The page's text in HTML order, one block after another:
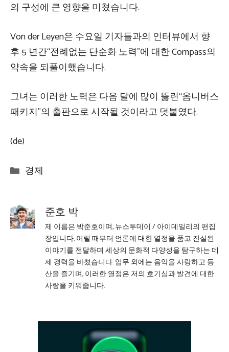
의 구성에 큰 영향을 미쳤습니다.
Von der Leyen은 수요일 기자들과의 인터뷰에서 향
후 5 년간“전례없는 단순화 노력”에 대한 Compass의
약속을 되풀이했습니다.
그녀는 이러한 노력은 다음 달에 많이 뚫린“옴니버스
패키지”의 출판으로 시작될 것이라고 덧붙였다.
(de)
Categories
경제
준호 박
제 이름은 박준호이며, 뉴스투데이 / 아이데일리의 편집
장입니다. 어릴 때부터 언론에 대한 열정을 품고 진실된
이야기를 전달하며 세상의 문화적 다양성을 탐구하는 데
제 경력을 바쳤습니다. 업무 외에는 음악을 사랑하고 등
산을 즐기며, 이러한 열정은 저의 호기심과 발견에 대한
사랑을 키워줍니다.